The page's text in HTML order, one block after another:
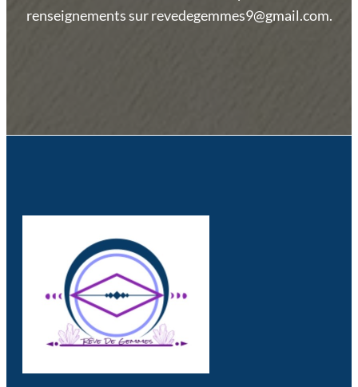
renseignements sur revedegemmes9@gmail.com.